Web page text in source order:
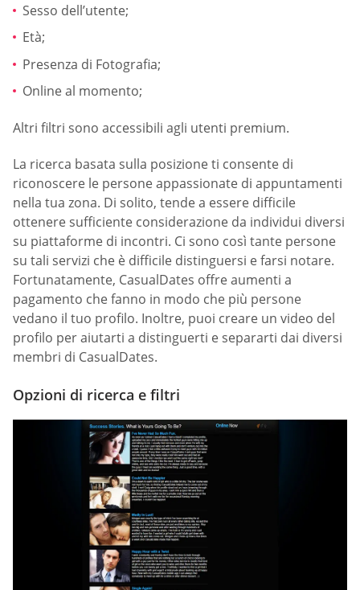
Sesso dell’utente;
Età;
Presenza di Fotografia;
Online al momento;
Altri filtri sono accessibili agli utenti premium.
La ricerca basata sulla posizione ti consente di
riconoscere le persone appassionate di appuntamenti
nella tua zona. Di solito, tende a essere difficile
ottenere sufficiente considerazione da individui diversi
su piattaforme di incontri. Ci sono così tante persone
su tali servizi che è difficile distinguersi e farsi notare.
Fortunatamente, СasualDates offre aumenti a
pagamento che fanno in modo che più persone
vedano il tuo profilo. Inoltre, puoi creare un video del
profilo per aiutarti a distinguerti e separarti dai diversi
membri di СasualDates.
Opzioni di ricerca e filtri